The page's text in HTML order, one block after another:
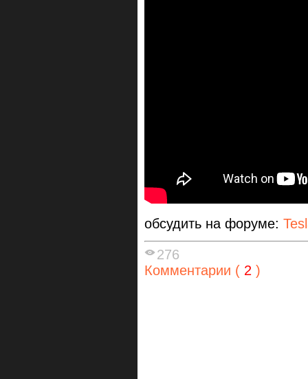
обсудить на форуме:
276
Комментарии ( 2 )